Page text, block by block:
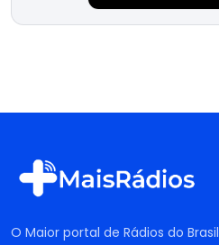
O Maior portal de Rádios do Brasil